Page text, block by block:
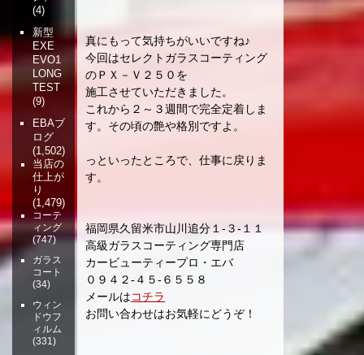
真にもって気持ちがいいですね♪
今回はセレクトガラスコーティング
のＰＸ－Ｖ２５０を
施工させていただきました。
これから２～３週間で完全定着しま
す。その頃の艶や格別ですよ。
っといったところで、仕事に戻りま
す。
福岡県久留米市山川追分１-３-１１
高級ガラスコーティング専門店
カービューティープロ・エバ
０９４２-４５-６５５８
メールはコチラ
お問い合わせはお気軽にどうぞ！
(4)
新型
EXE
EVO1
LONG
TEST
(9)
EBAブ
ログ
(1,502)
当店の
仕上が
り
(1,479)
コーテ
ィング
(747)
ガラス
コート
(34)
ウィン
ドウフ
ィルム
(331)